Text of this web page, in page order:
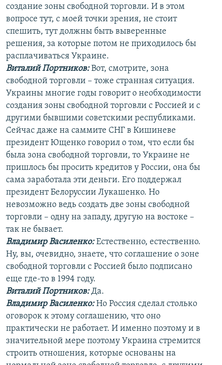
создание зоны свободной торговли. И в этом
вопросе тут, с моей точки зрения, не стоит
спешить, тут должны быть выверенные
решения, за которые потом не приходилось бы
расплачиваться Украине.
Виталий Портников:Вот, смотрите, зона
свободной торговли – тоже странная ситуация.
Украины многие годы говорит о необходимости
создания зоны свободной торговли с Россией и с
другими бывшими советскими республиками.
Сейчас даже на саммите СНГ в Кишиневе
президент Ющенко говорил о том, что если бы
была зона свободной торговли, то Украине не
пришлось бы просить кредитов у России, она бы
сама заработала эти деньги. Его поддержал
президент Белоруссии Лукашенко. Но
невозможно ведь создать две зоны свободной
торговли – одну на западу, другую на востоке –
так не бывает.
Владимир Василенко:Естественно, естественно.
Ну, вы, очевидно, знаете, что соглашение о зоне
свободной торговли с Россией было подписано
еще где-то в 1994 году.
Виталий Портников:Да.
Владимир Василенко:Но Россия сделал столько
оговорок к этому соглашению, что оно
практически не работает. И именно поэтому и в
значительной мере поэтому Украина стремится
строить отношения, которые основаны на